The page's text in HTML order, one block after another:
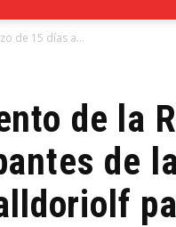
de 15 días a...
de la
de